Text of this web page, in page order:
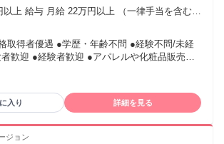
以上 給与 月給 22万円以上 （一律手当を含む）
り 手当で10万円稼いでいる方もいます！！ 交
給 上限2万円/月
取得者優遇 ●学歴・年齢不問 ●経験不問/未経
歓迎 ●経験者歓迎 ●アパレルや化粧品販売経
入り 詳細を見る
ジョン